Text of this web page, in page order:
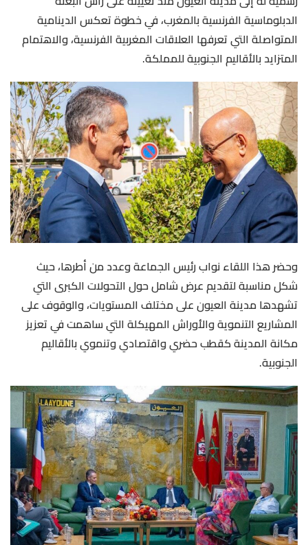
الدبلوماسية الفرنسية بالمغرب، في خطوة تعكس الدينامية
المتواصلة التي تعرفها العلاقات المغربية الفرنسية، والاهتمام
المتزايد بالأقاليم الجنوبية للمملكة.
وحضر هذا اللقاء نواب رئيس الجماعة وعدد من أطرها، حيث
شكل مناسبة لتقديم عرض شامل حول التحولات الكبرى التي
تشهدها مدينة العيون على مختلف المستويات، والوقوف على
المشاريع التنموية والأوراش المهيكلة التي ساهمت في تعزيز
مكانة المدينة كقطب حضري واقتصادي وتنموي بالأقاليم
الجنوبية.